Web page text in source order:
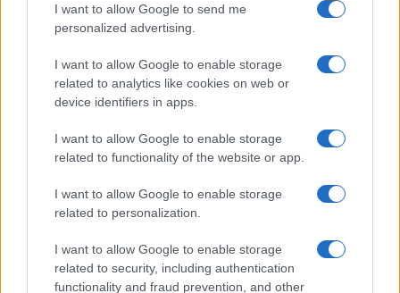
I want to allow Google to send me
personalized advertising.
I want to allow Google to enable storage
related to analytics like cookies on web or
device identifiers in apps.
I want to allow Google to enable storage
related to functionality of the website or app.
I want to allow Google to enable storage
related to personalization.
I want to allow Google to enable storage
related to security, including authentication
functionality and fraud prevention, and other
Salmo finisce in ospedale a Catania, ma il tour
va avanti: “Sicilia, ci sono”
Jovanotti, Gabry Ponte e Alfa: Olbia ombelico del
mondo per una notte
Giorgia Meloni a La Maddalena, la vicesindaco:
“Orgoglio e discrezione per visita privata̶…
Incendio nella notte a Olbia, a fuoco due furgoni